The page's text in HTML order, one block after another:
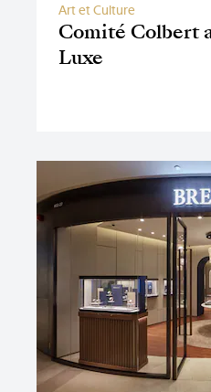
Comité Colbert
Luxe
Art et Culture